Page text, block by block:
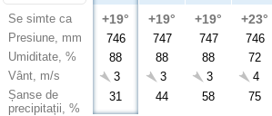
Se simte ca
Presiune, mm
Umiditate, %
Vânt, m/s
Șanse de
precipitații, %
+19°
746
88
3
31
+19°
747
88
3
44
+19°
747
88
3
58
+23°
746
72
4
75